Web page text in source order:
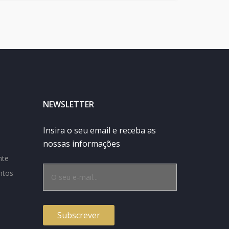
NEWSLETTER
Insira o seu email e receba as
nossas informações